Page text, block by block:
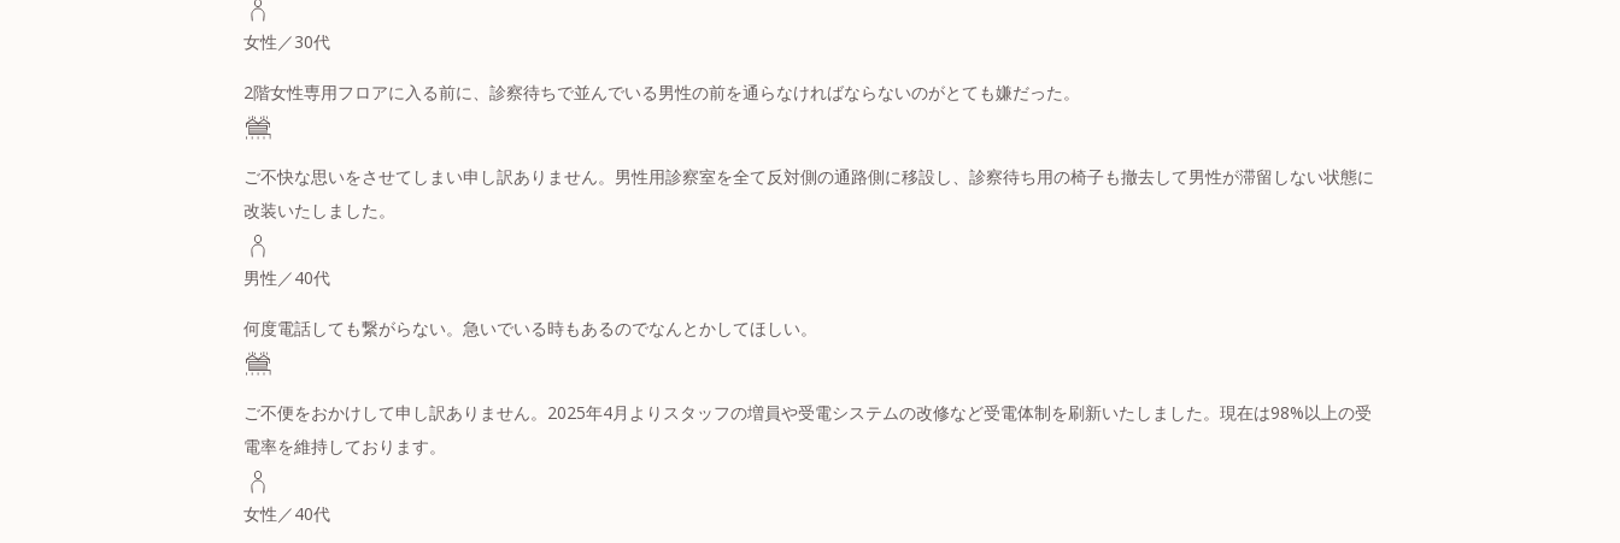
女性／30代
2階女性専用フロアに入る前に、診察待ちで並んでいる男性の前を通らなければならないのがとても嫌だった。
ご不快な思いをさせてしまい申し訳ありません。男性用診察室を全て反対側の通路側に移設し、診察待ち用の椅子も撤去して男性が滞留しない状態に
改装いたしました。
男性／40代
何度電話しても繋がらない。急いでいる時もあるのでなんとかしてほしい。
ご不便をおかけして申し訳ありません。2025年4月よりスタッフの増員や受電システムの改修など受電体制を刷新いたしました。現在は98%以上の受
電率を維持しております。
女性／40代